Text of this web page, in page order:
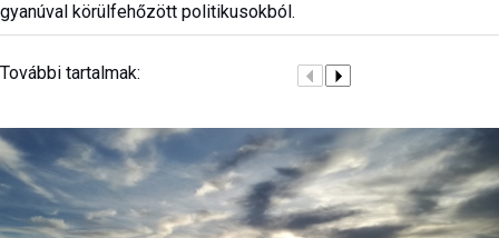
gyanúval körülfehőzött politikusokból.
További tartalmak: